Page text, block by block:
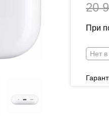
20
При
Нет